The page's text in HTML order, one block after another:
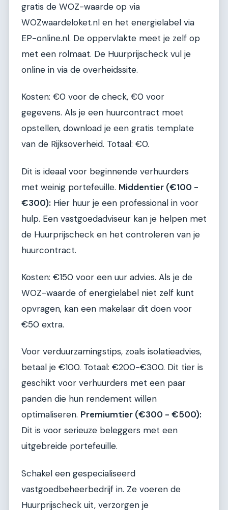
gratis de WOZ-waarde op via
WOZwaardeloket.nl en het energielabel via
EP-online.nl. De oppervlakte meet je zelf op
met een rolmaat. De Huurprijscheck vul je
online in via de overheidssite.
Kosten: €0 voor de check, €0 voor
gegevens. Als je een huurcontract moet
opstellen, download je een gratis template
van de Rijksoverheid. Totaal: €0.
Dit is ideaal voor beginnende verhuurders
met weinig portefeuille. Middentier (€100 -
€300): Hier huur je een professional in voor
hulp. Een vastgoedadviseur kan je helpen met
de Huurprijscheck en het controleren van je
huurcontract.
Kosten: €150 voor een uur advies. Als je de
WOZ-waarde of energielabel niet zelf kunt
opvragen, kan een makelaar dit doen voor
€50 extra.
Voor verduurzamingstips, zoals isolatieadvies,
betaal je €100. Totaal: €200-€300. Dit tier is
geschikt voor verhuurders met een paar
panden die hun rendement willen
optimaliseren. Premiumtier (€300 - €500):
Dit is voor serieuze beleggers met een
uitgebreide portefeuille.
Schakel een gespecialiseerd
vastgoedbeheerbedrijf in. Ze voeren de
Huurprijscheck uit, verzorgen je